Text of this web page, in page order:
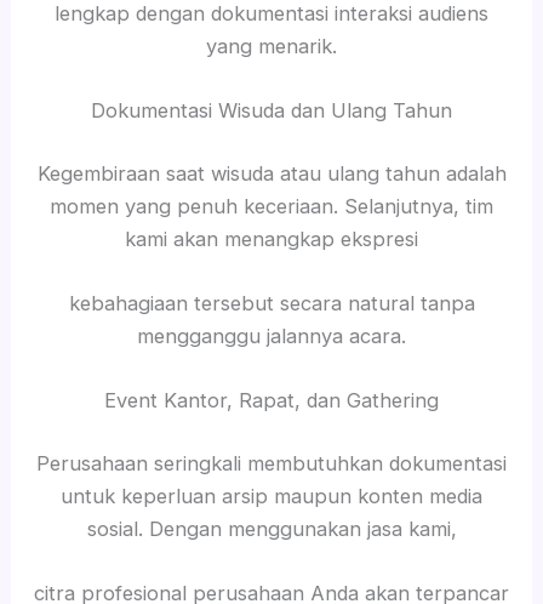
lengkap dengan dokumentasi interaksi audiens
yang menarik.
Dokumentasi Wisuda dan Ulang Tahun
Kegembiraan saat wisuda atau ulang tahun adalah
momen yang penuh keceriaan. Selanjutnya, tim
kami akan menangkap ekspresi
kebahagiaan tersebut secara natural tanpa
mengganggu jalannya acara.
Event Kantor, Rapat, dan Gathering
Perusahaan seringkali membutuhkan dokumentasi
untuk keperluan arsip maupun konten media
sosial. Dengan menggunakan jasa kami,
citra profesional perusahaan Anda akan terpancar